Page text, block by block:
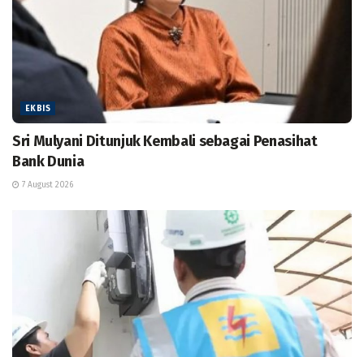
EKBIS
Sri Mulyani Ditunjuk Kembali sebagai Penasihat
Bank Dunia
7 August 2026